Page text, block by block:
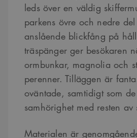
leds över en väldig
parkens övre och nedre
anslående blickfång på
träspänger ger besökaren
ormbunkar, magnolia och
perenner. Tilläggen är
oväntade, samtidigt som
samhörighet med resten av
Materialen är